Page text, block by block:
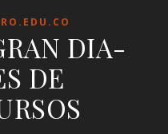
DIA-
DE